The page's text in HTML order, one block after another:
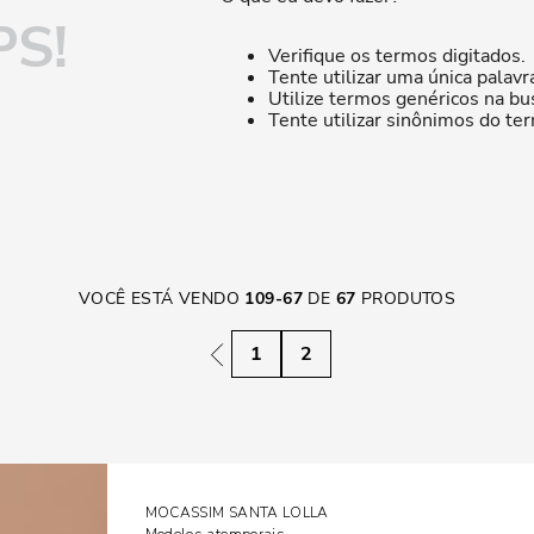
Verifique os termos digitados.
Tente utilizar uma única
Utilize termos genéricos na
Tente utilizar sinônimos do
VOCÊ ESTÁ VENDO 109-67 DE 67 PRODUTOS
1 2
MOCASSIM SANTA LOLLA